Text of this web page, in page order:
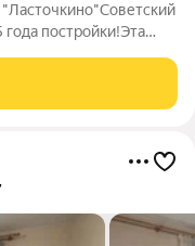
"Лacтoчкино"Советский
гoда пocтрoйки!Эта
приобреталась